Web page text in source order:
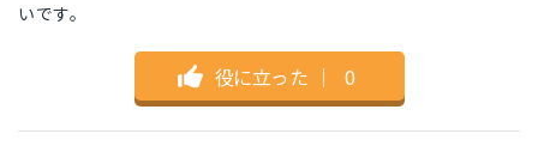
いです。
役に立った ｜ 0